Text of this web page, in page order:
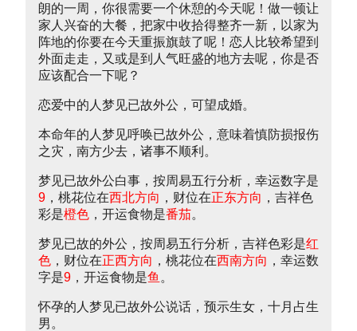
朗的一周，你很需要一个休憩的今天呢！做一顿让
家人兴奋的大餐，把家中收拾得整齐一新，以家为
阵地的你要在今天重振旗鼓了呢！恋人比较希望到
外面走走，又或是到人气旺盛的地方去呢，你是否
应该配合一下呢？
恋爱中的人梦见已故外公，可望成婚。
本命年的人梦见呼唤已故外公，意味着慎防损报伤
之灾，南方少去，诸事不顺利。
梦见已故外公白事，按周易五行分析，幸运数字是
9 ，桃花位在西北方向 ，财位在正东方向 ，吉祥色
彩是橙色 ，开运食物是番茄。
梦见已故的外公，按周易五行分析，吉祥色彩是红
色 ，财位在正西方向 ，桃花位在西南方向 ，幸运数
字是9 ，开运食物是鱼 。
怀孕的人梦见已故外公说话，预示生女，十月占生
男。